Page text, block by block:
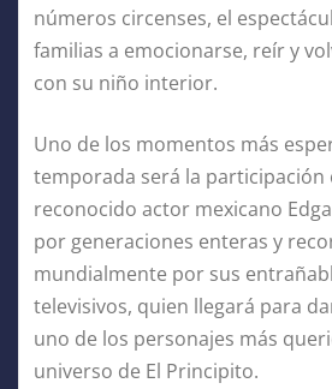
números circenses, el
familias a emocionarse, reír y
con su niño interior.
Uno de los momentos más
temporada será la participación
reconocido actor mexicano
por generaciones enteras y
mundialmente por sus
televisivos, quien llegará para
uno de los personajes más
universo de El Principito.